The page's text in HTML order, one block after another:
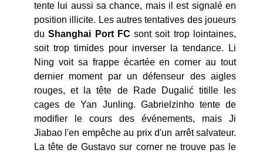
tente lui aussi sa chance, mais il est signalé en
position illicite. Les autres tentatives des joueurs
duShanghai Port FC sont soit trop lointaines,
soit trop timides pour inverser la tendance. Li
Ning voit sa frappe écartée en corner au tout
dernier moment par un défenseur des aigles
rouges, et la tête de Rade Dugalić titille les
cages de Yan Junling. Gabrielzinho tente de
modifier le cours des événements, mais Ji
Jiabao l'en empêche au prix d'un arrêt salvateur.
La tête de Gustavo sur corner ne trouve pas le